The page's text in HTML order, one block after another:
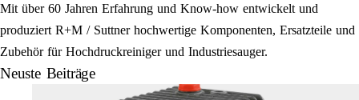
Mit über 60 Jahren Erfahrung und Know-how entwickelt und
produziert R+M / Suttner hochwertige Komponenten, Ersatzteile und
Zubehör für Hochdruckreiniger und Industriesauger.
Neuste Beiträge